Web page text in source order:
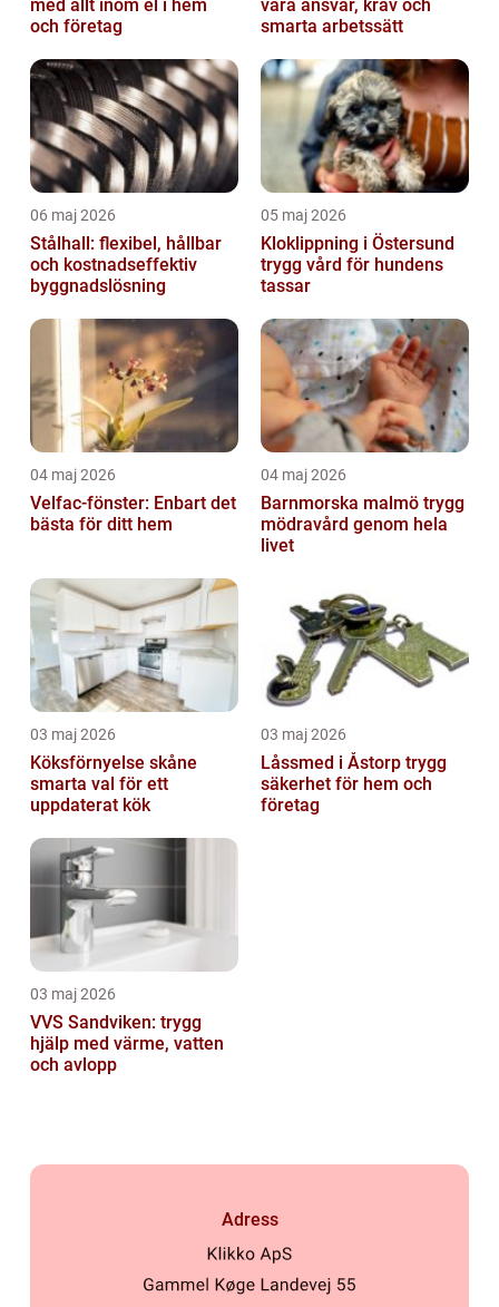
med allt inom el i hem
och företag
vara ansvar, krav och
smarta arbetssätt
06 maj 2026
Stålhall: flexibel, hållbar
och kostnadseffektiv
byggnadslösning
05 maj 2026
Kloklippning i Östersund
trygg vård för hundens
tassar
04 maj 2026
Velfac-fönster: Enbart det
bästa för ditt hem
04 maj 2026
Barnmorska malmö trygg
mödravård genom hela
livet
03 maj 2026
Köksförnyelse skåne
smarta val för ett
uppdaterat kök
03 maj 2026
Låssmed i Åstorp trygg
säkerhet för hem och
företag
03 maj 2026
VVS Sandviken: trygg
hjälp med värme, vatten
och avlopp
Adress